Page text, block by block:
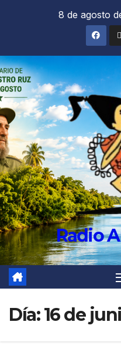
8 de agosto
Radio
Día:16 de